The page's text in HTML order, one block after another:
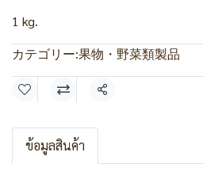
1 kg.
カテゴリー:果物・野菜類製品
共有
ข้อมูลสินค้า